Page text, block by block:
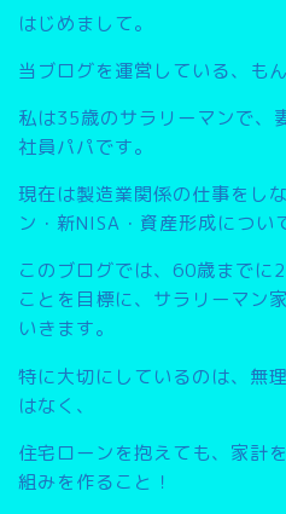
はじめまして。
当ブログを運営している、も
私は35歳のサラリーマンで、
社員パパです。
現在は製造業関係の仕事をし
ン・新NISA・資産形成につい
このブログでは、 60歳までに
こと を目標に、サラリーマン
いきます。
特に大切にしているのは、無
はなく、
住宅ローンを抱えても、家計
組みを作ること ！